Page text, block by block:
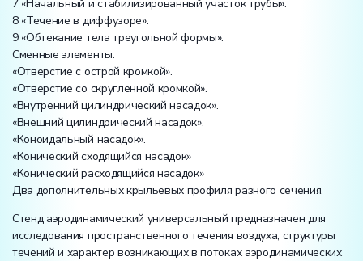
7 «Начальный и стабилизированный участок трубы».
8 «Течение в диффузоре».
9 «Обтекание тела треугольной формы».
Сменные элементы:
«Отверстие с острой кромкой».
«Отверстие со скругленной кромкой».
«Внутренний цилиндрический насадок».
«Внешний цилиндрический насадок».
«Коноидальный насадок».
«Конический сходящийся насадок»
«Конический расходящийся насадок»
Два дополнительных крыльевых профиля разного сечения.
Стенд аэродинамический универсальный предназначен для
исследования пространственного течения воздуха; структуры
течений и характер возникающих в потоках аэродинамических